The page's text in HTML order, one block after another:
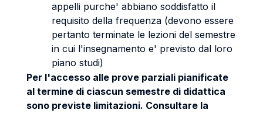
appelli purche' abbiano soddisfatto il
requisito della frequenza (devono essere
pertanto terminate le lezioni del semestre
in cui l'insegnamento e' previsto dal loro
piano studi)
Per l'accesso alle prove parziali pianificate
al termine di ciascun semestre di didattica
sono previste limitazioni. Consultare la